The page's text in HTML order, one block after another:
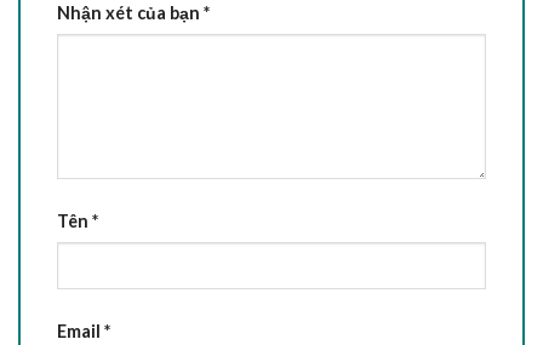
Nhận xét của bạn *
Tên *
Email *